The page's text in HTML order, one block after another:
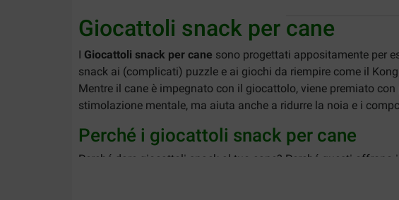
Giocattoli snack per cane
I Giocattoli snack per cane sono progettati appositamente per
snack ai (complicati) puzzle e ai giochi da riempire come il
Mentre il cane è impegnato con il giocattolo, viene premiato
stimolazione mentale, ma aiuta anche a ridurre la noia e i
Perché i giocattoli snack per cane
Perché dare giocattoli snack al tuo cane? Perché questi
giochi stimola il cane contribuendo alla sua salute. Lavorando